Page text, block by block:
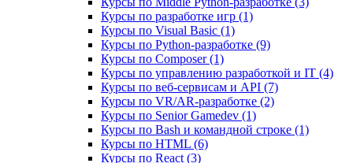
Курсы по разработке игр (1)
Курсы по Visual Basic (1)
Курсы по Python-разработке (9)
Курсы по Composer (1)
Курсы по управлению разработкой и IT (4)
Курсы по веб‑сервисам и API (7)
Курсы по VR/AR‑разработке (2)
Курсы по Senior Gamedev (1)
Курсы по Bash и командной строке (1)
Курсы по HTML (6)
Курсы по React (3)